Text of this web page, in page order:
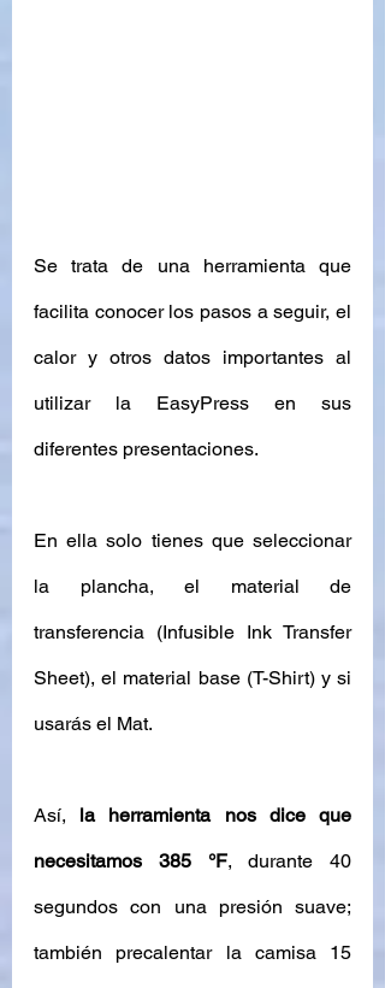
Se trata de una herramienta que
facilita conocer los pasos a seguir, el
calor y otros datos importantes al
utilizar la EasyPress en sus
diferentes presentaciones.
En ella solo tienes que seleccionar
la plancha, el material de
transferencia (Infusible Ink Transfer
Sheet), el material base (T-Shirt) y si
usarás el Mat.
Así, la herramienta nos dice que
necesitamos 385 °F, durante 40
segundos con una presión suave;
también precalentar la camisa 15